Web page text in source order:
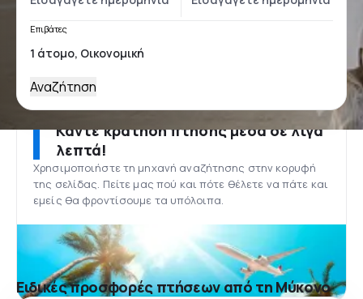
Επιβάτες
Αναζήτηση
Κάντε κράτηση πτήσης μέσα σε λίγα
λεπτά!
Χρησιμοποιήστε τη μηχανή αναζήτησης στην κορυφή
της σελίδας. Πείτε μας πού και πότε θέλετε να πάτε και
εμείς θα φροντίσουμε τα υπόλοιπα.
Ειδικές προσφορές πτήσεων από τη Μύκονο